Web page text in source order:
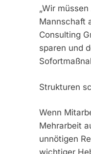
„Wir
Mannschaft
Consulting
sparen und
Strukturen
Wenn
Mehrarbeit
unnötigen